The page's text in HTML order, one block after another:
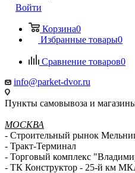
Войти
Корзина0
Избранные товары0
Сравнение товаров0
info@parket-dvor.ru
Пункты самовывоза и
МОСКВА
- Строительный рынок
- Тракт-Терминал
- Торговый комплекс
- ТК Конструктор - 25-й км